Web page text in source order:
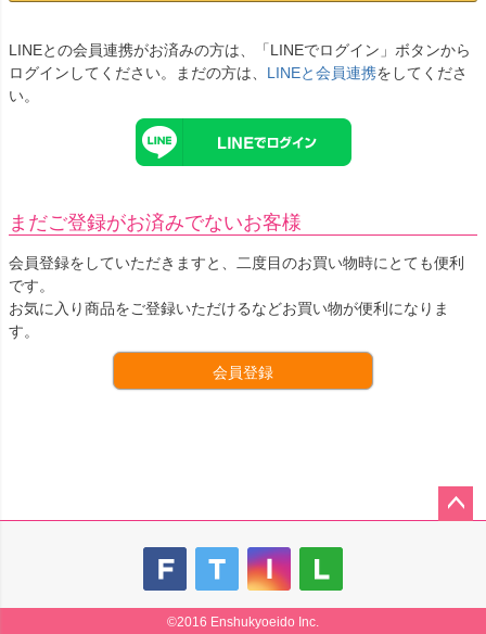
LINEとの会員連携がお済みの方は、「LINEでログイン」ボタンから
ログインしてください。まだの方は、 LINEと会員連携をしてくださ
い。
まだご登録がお済みでないお客様
会員登録をしていただきますと、二度目のお買い物時にとても便利
です。
お気に入り商品をご登録いただけるなどお買い物が便利になりま
す。
会員登録
©2016 Enshukyoeido Inc.